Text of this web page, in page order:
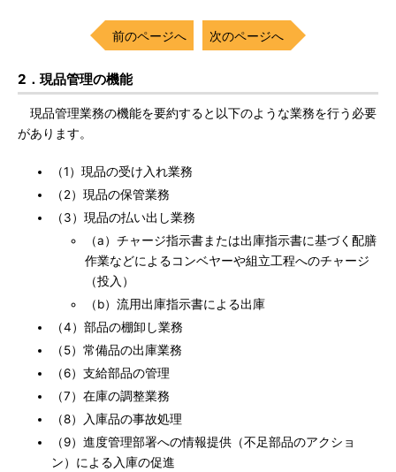
前のページへ 次のページへ
2．現品管理の機能
現品管理業務の機能を要約すると以下のような業務を行う必要
があります。
（1）現品の受け入れ業務
（2）現品の保管業務
（3）現品の払い出し業務
（a）チャージ指示書または出庫指示書に基づく配膳
作業などによるコンベヤーや組立工程へのチャージ
（投入）
（b）流用出庫指示書による出庫
（4）部品の棚卸し業務
（5）常備品の出庫業務
（6）支給部品の管理
（7）在庫の調整業務
（8）入庫品の事故処理
（9）進度管理部署への情報提供（不足部品のアクショ
ン）による入庫の促進